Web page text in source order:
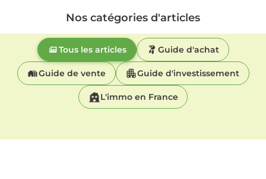
Nos catégories d'articles
Tous les articles Guide d'achat
Guide de vente Guide d'investissement
L'immo en France